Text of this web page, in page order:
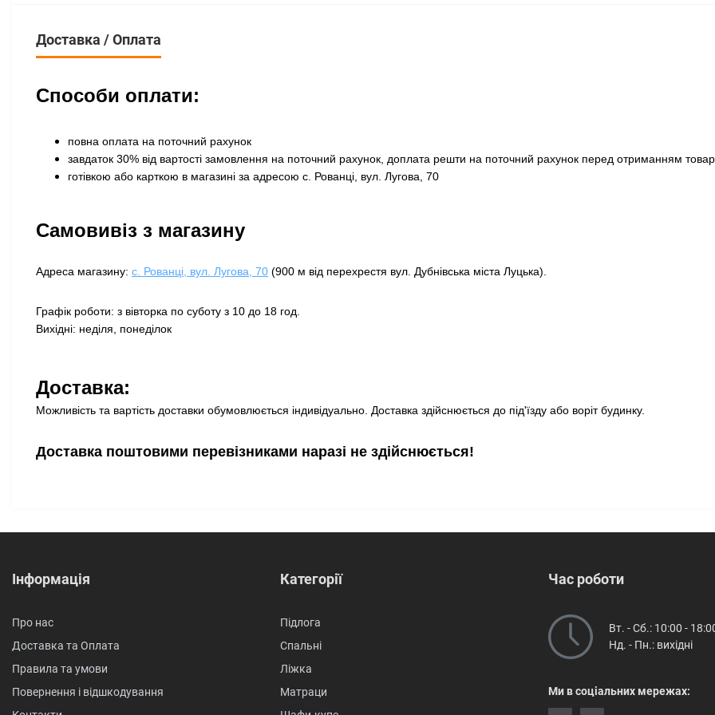
Доставка / Оплата
Способи оплати:
повна оплата на поточний рахунок
завдаток 30% від вартості замовлення на поточний рахунок, доплата решти на поточний рахунок перед отриманням
готівкою або карткою в магазині за адресою с. Рованці, вул. Лугова, 70
Самовивіз з магазину
Адреса магазину: с. Рованці, вул. Лугова, 70 (900 м від перехрестя вул. Дубнівська міста Луцька).
Графік роботи: з вівторка по суботу з 10 до 18 год.
Вихідні: неділя, понеділок
Доставка:
Можливість та вартість доставки обумовлюється індивідуально. Доставка здійснюється до під'їзду або воріт будинку.
Доставка поштовими перевізниками наразі не здійснюється!
Інформація
Про нас
Доставка та Оплата
Правила та умови
Повернення і відшкодування
Категорії
Підлога
Спальні
Ліжка
Матраци
Час роботи
Вт. - Сб.: 10:00 -
Нд. - Пн.: вихідні
Ми в соціальних мережах: